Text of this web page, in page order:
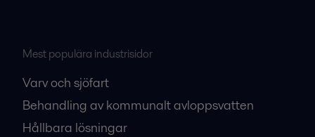
Mest populära industrisidor
Varv och sjöfart
Behandling av kommunalt avloppsvatten
Hållbara lösningar